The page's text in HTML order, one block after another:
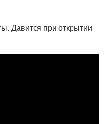
Давится при открытии